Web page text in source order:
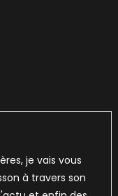
je vais vous
à travers son